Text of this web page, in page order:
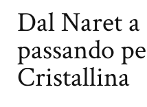
Dal Naret
passando
Cristallina